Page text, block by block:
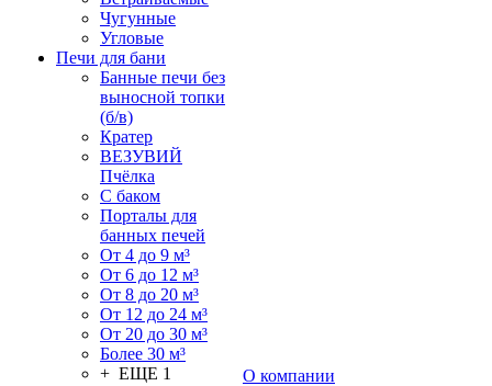
Чугунные
Угловые
Печи для бани
Банные печи без
выносной топки
(б/в)
Кратер
ВЕЗУВИЙ
Пчёлка
С баком
Порталы для
банных печей
От 4 до 9 м³
От 6 до 12 м³
От 8 до 20 м³
От 12 до 24 м³
От 20 до 30 м³
Более 30 м³
+ ЕЩЕ 1
О компании